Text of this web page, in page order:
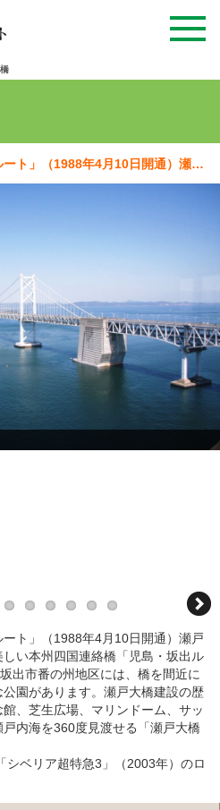
本州四国連絡橋「児島・坂出ルート」（1988年4月10日開通）瀬戸内海の自然に荘厳な橋の姿が美しい本…
ト」（1988年4月10日開通）瀬戸
い本州四国連絡橋「児島・坂出ル
出市番の州地区には、橋を間近に
園があります。瀬戸大橋建設の歴
、芝生広場、マリンドーム、サッ
内海を360度見渡せる「瀬戸大橋
ベリア超特急3」（2003年）のロ